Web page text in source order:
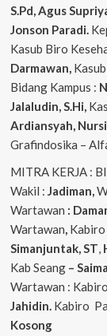
S.Pd, Agus
Jonson Paradi.
Kasub Biro
Darmawan,
Bidang Kampus :
Jalaludin, S.Hi,
Ardiansyah,
Grafindosika –
MITRA KERJA :
Wakil : Jadiman,
Wartawan :
Wartawan,
Simanjuntak, ST,
Kab Seang–
Wartawan :
Jahidin. Kabiro
Kosong